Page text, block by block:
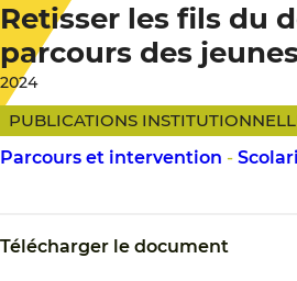
Retisser les fils du
parcours des
2024
PUBLICATIONS
Parcours et intervention -
Télécharger le document